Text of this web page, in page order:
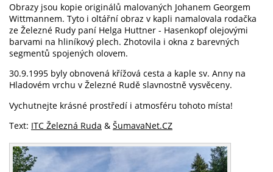
Obrazy jsou kopie originálů malovaných Johanem Georgem
Wittmannem. Tyto i oltářní obraz v kapli namalovala rodačka
ze Železné Rudy paní Helga Huttner - Hasenkopf olejovými
barvami na hliníkový plech. Zhotovila i okna z barevných
segmentů spojených olovem.
30.9.1995 byly obnovená křížová cesta a kaple sv. Anny na
Hladovém vrchu v Železné Rudě slavnostně vysvěceny.
Vychutnejte krásné prostředí i atmosféru tohoto místa!
Text: ITC Železná Ruda & ŠumavaNet.CZ